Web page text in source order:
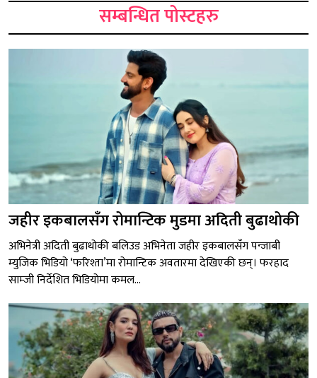
सम्बन्धित पोस्टहरु
जहीर इकबालसँग रोमान्टिक मुडमा अदिती बुढाथोकी
अभिनेत्री अदिती बुढाथोकी बलिउड अभिनेता जहीर इकबालसँग पन्जाबी
म्युजिक भिडियो ‘फरिश्ता’मा रोमान्टिक अवतारमा देखिएकी छन्। फरहाद
साम्जी निर्देशित भिडियोमा कमल...